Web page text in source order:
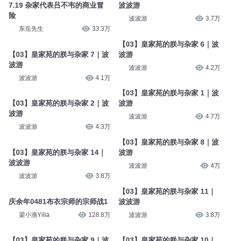
7.19 杂家代表吕不韦的商业冒
险
东岳先生 33.3万
【03】皇家苑的朕与杂家 7｜波
波游
波波游 4.1万
【03】皇家苑的朕与杂家 2｜波
波游
波波游 4.3万
【03】皇家苑的朕与杂家 14｜
波波游
波波游 3.8万
庆余年0481布衣宗师的宗师战1
梁小渔Yilia 128.8万
波波游
波波游 3.7万
【03】皇家苑的朕与杂家 6｜波
波游
波波游 4.2万
【03】皇家苑的朕与杂家 1｜波
波游
波波游 4.7万
【03】皇家苑的朕与杂家 8｜波
波游
波波游 4万
【03】皇家苑的朕与杂家 11｜
波波游
波波游 3.8万